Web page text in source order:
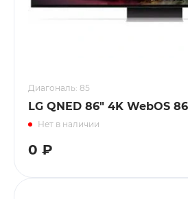
Диагональ: 85
LG QNED 86" 4K WebOS
Нет в наличии
0 ₽